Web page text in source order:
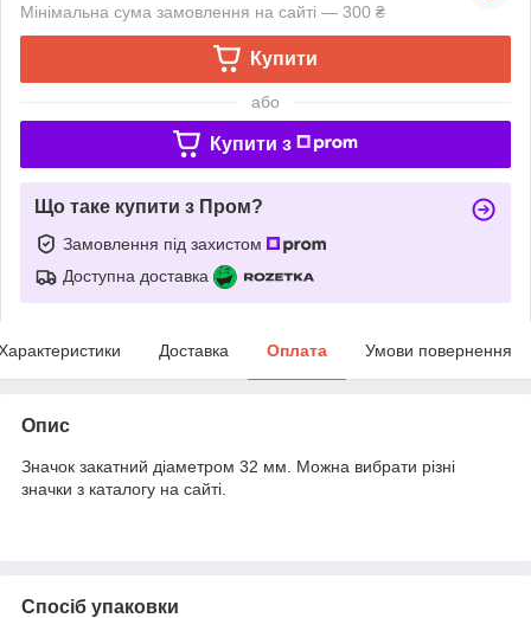
Мінімальна сума замовлення на сайті — 300 ₴
Купити
або
Купити з
Що таке купити з Пром?
Замовлення під захистом
Доступна доставка
Доставка Оплата Умови повернення
Опис
Значок закатний діаметром 32 мм. Можна вибрати різні
значки з каталогу на сайті.
Спосіб упаковки